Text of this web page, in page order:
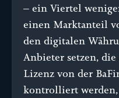
– ein Viertel
einen Marktanteil
den digitalen
Anbieter setzen,
Lizenz von der
kontrolliert werden,